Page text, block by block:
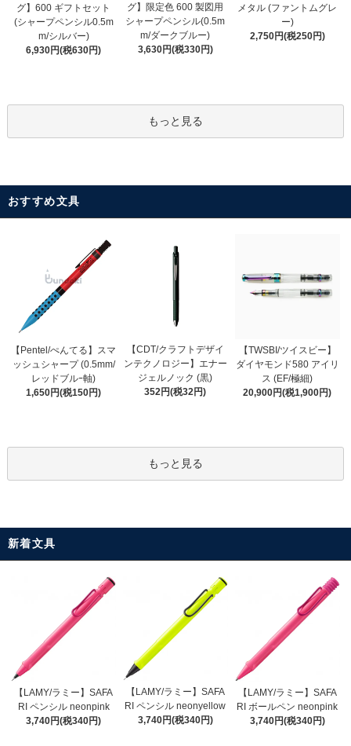
グ】600 ギフトセット
(シャープペンシル0.5m
m/シルバー)
6,930円(税630円)
グ】限定色 600 製図用
シャープペンシル(0.5m
m/ダークブルー)
3,630円(税330円)
メタル (ファントムグレ
ー)
2,750円(税250円)
もっと見る
おすすめ文具
【Pentel/ぺんてる】スマ
ッシュシャープ (0.5mm/
レッドブルｰ軸)
1,650円(税150円)
【CDT/クラフトデザイ
ンテクノロジー】エナー
ジェルノック (黒)
352円(税32円)
【TWSBI/ツイスビー】
ダイヤモンド580 アイリ
ス (EF/極細)
20,900円(税1,900円)
もっと見る
新着文具
【LAMY/ラミー】SAFA
RI ペンシル neonpink
3,740円(税340円)
【LAMY/ラミー】SAFA
RI ペンシル neonyellow
3,740円(税340円)
【LAMY/ラミー】SAFA
RI ボールペン neonpink
3,740円(税340円)